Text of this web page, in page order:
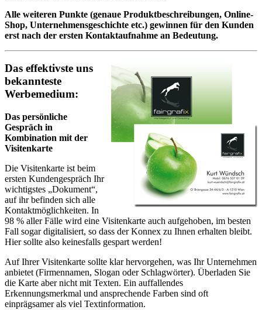
Alle weiteren Punkte (genaue Produktbeschreibungen, Online-
Shop, Unternehmensgeschichte etc.) gewinnen für den Kunden
erst nach der ersten Kontaktaufnahme an Bedeutung.
Das effektivste uns
bekannteste
Werbemedium:
Das persönliche
Gespräch in
Kombination mit der
Visitenkarte
Die Visitenkarte ist beim
ersten Kundengespräch Ihr
wichtigstes „Dokument“,
auf ihr befinden sich alle
Kontaktmöglichkeiten. In
98 % aller Fälle wird eine Visitenkarte auch aufgehoben, im besten
Fall sogar digitalisiert, so dass der Konnex zu Ihnen erhalten bleibt.
Hier sollte also keinesfalls gespart werden!
Auf Ihrer Visitenkarte sollte klar hervorgehen, was Ihr Unternehmen
anbietet (Firmennamen, Slogan oder Schlagwörter). Überladen Sie
die Karte aber nicht mit Texten. Ein auffallendes
Erkennungsmerkmal und ansprechende Farben sind oft
einprägsamer als viel Textinformation.